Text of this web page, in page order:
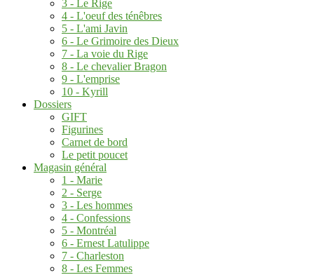
3 - Le Rige
4 - L'oeuf des ténêbres
5 - L'ami Javin
6 - Le Grimoire des Dieux
7 - La voie du Rige
8 - Le chevalier Bragon
9 - L'emprise
10 - Kyrill
Dossiers
GIFT
Figurines
Carnet de bord
Le petit poucet
Magasin général
1 - Marie
2 - Serge
3 - Les hommes
4 - Confessions
5 - Montréal
6 - Ernest Latulippe
7 - Charleston
8 - Les Femmes